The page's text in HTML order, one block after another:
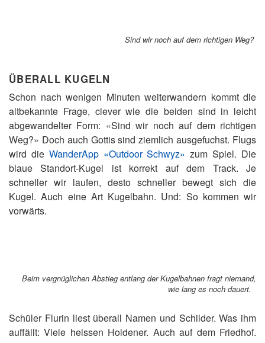
Sind wir noch auf dem richtigen Weg?
ÜBERALL KUGELN
Schon nach wenigen Minuten weiterwandern kommt die
altbekannte Frage, clever wie die beiden sind in leicht
abgewandelter Form: «Sind wir noch auf dem richtigen
Weg?» Doch auch Gottis sind ziemlich ausgefuchst. Flugs
wird die WanderApp «Outdoor Schwyz» zum Spiel. Die
blaue Standort-Kugel ist korrekt auf dem Track. Je
schneller wir laufen, desto schneller bewegt sich die
Kugel. Auch eine Art Kugelbahn. Und: So kommen wir
vorwärts.
Beim vergnüglichen Abstieg entlang der Kugelbahnen fragt niemand,
wie lang es noch dauert.
Schüler Flurin liest überall Namen und Schilder. Was ihm
auffällt: Viele heissen Holdener. Auch auf dem Friedhof.